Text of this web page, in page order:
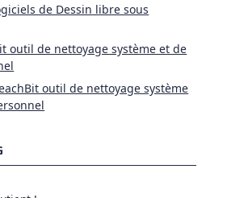
de Dessin libre sous
outil de nettoyage système et de
outil de nettoyage système